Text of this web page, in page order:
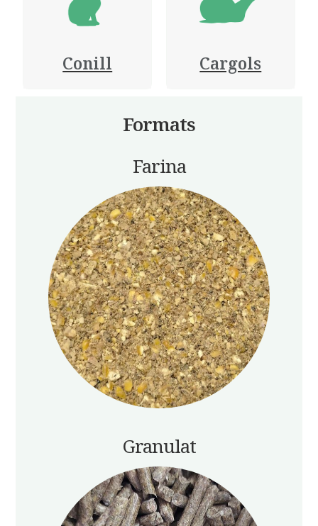
Conill Cargols
Formats
Farina
Granulat